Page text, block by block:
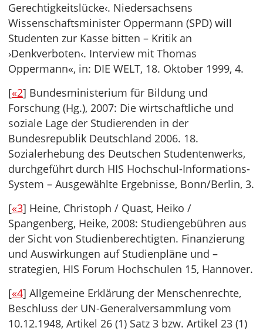
Gerechtigkeitslücke‹. Niedersachsens
Wissenschaftsminister Oppermann (SPD) will
Studenten zur Kasse bitten – Kritik an
›Denkverboten‹. Interview mit Thomas
Oppermann«, in: DIE WELT, 18. Oktober 1999, 4.
[«2] Bundesministerium für Bildung und
Forschung (Hg.), 2007: Die wirtschaftliche und
soziale Lage der Studierenden in der
Bundesrepublik Deutschland 2006. 18.
Sozialerhebung des Deutschen Studentenwerks,
durchgeführt durch HIS Hochschul-Informations-
System – Ausgewählte Ergebnisse, Bonn/Berlin, 3.
[«3] Heine, Christoph / Quast, Heiko /
Spangenberg, Heike, 2008: Studiengebühren aus
der Sicht von Studienberechtigten. Finanzierung
und Auswirkungen auf Studienpläne und –
strategien, HIS Forum Hochschulen 15, Hannover.
[«4] Allgemeine Erklärung der Menschenrechte,
Beschluss der UN-Generalversammlung vom
10.12.1948, Artikel 26 (1) Satz 3 bzw. Artikel 23 (1)